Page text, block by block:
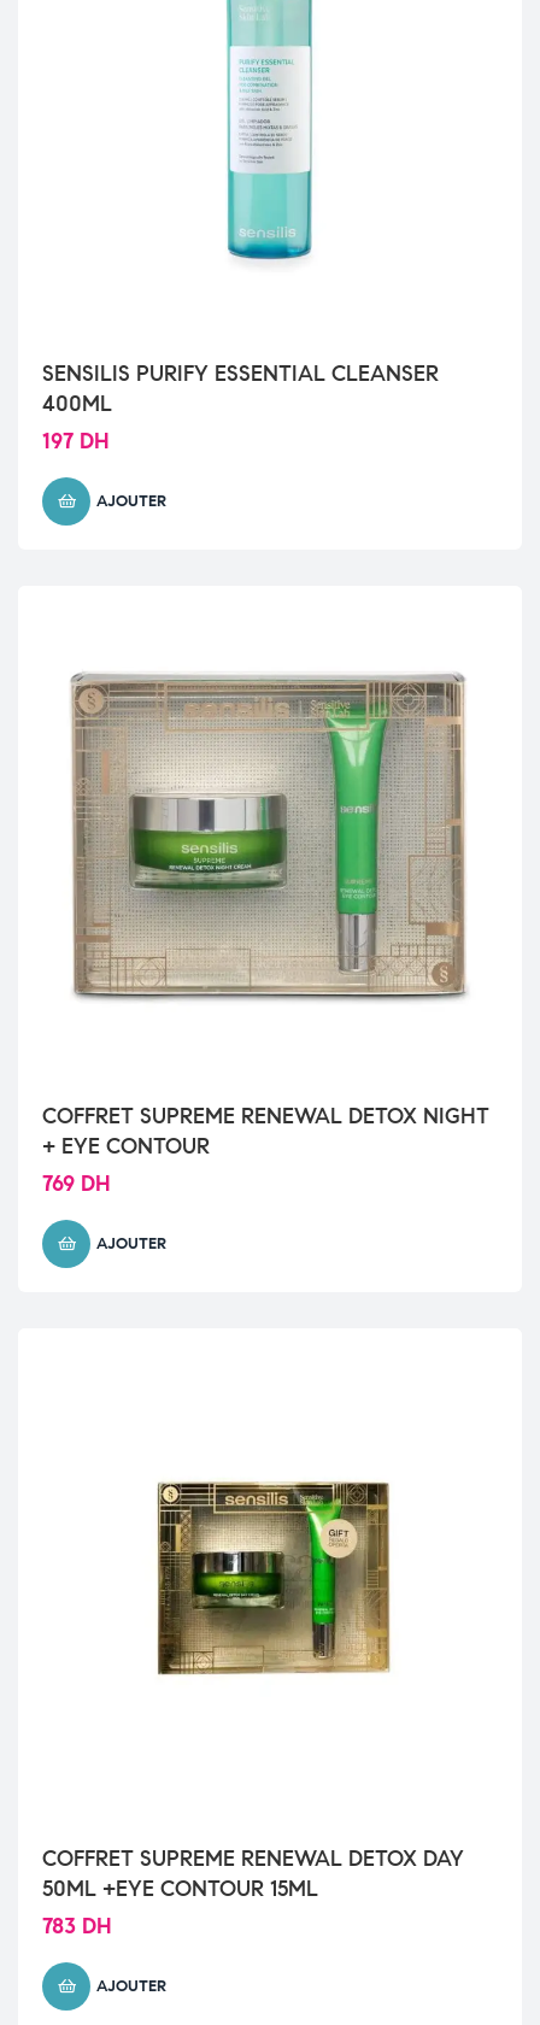
SENSILIS PURIFY ESSENTIAL CLEANSER
400ML
197 DH
AJOUTER
COFFRET SUPREME RENEWAL DETOX NIGHT
+ EYE CONTOUR
769 DH
AJOUTER
COFFRET SUPREME RENEWAL DETOX DAY
50ML +EYE CONTOUR 15ML
783 DH
AJOUTER